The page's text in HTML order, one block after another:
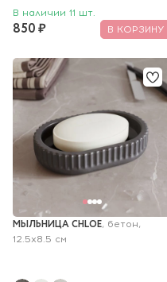
В наличии 11 шт.
850 ₽ В КОРЗИНУ
МЫЛЬНИЦА CHLOE, бетон,
12.5х8.5 см